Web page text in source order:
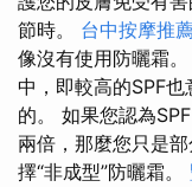
節時。 台中按摩推
像沒有使用防曬霜。
中，即較高的SPF
的。 如果您認為SPF
兩倍，那麼您只是
擇“非成型”防曬霜。